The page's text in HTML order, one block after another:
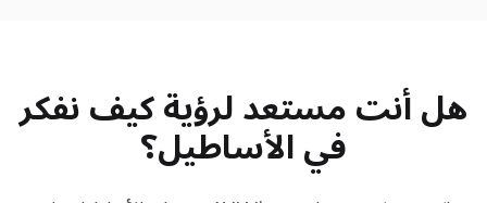
هل أنت مستعد لرؤية كيف نفكر
في الأساطيل؟